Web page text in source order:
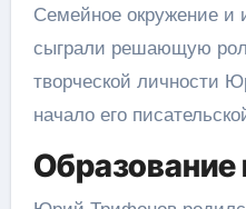
Семейное окружение и
сыграли решающую
творческой личности
начало его
Образование